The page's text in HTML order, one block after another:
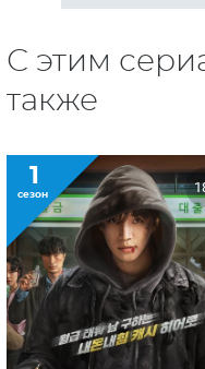
С этим
также
1
сезон